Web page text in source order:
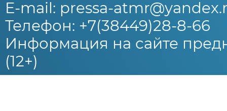
E-mail: pressa-
Телефон: +7(38449)28-8-66
Информация на сайте
(12+)